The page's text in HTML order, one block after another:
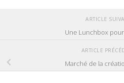
ARTICLE
Une Lunchbox
ARTICLE
Marché de la